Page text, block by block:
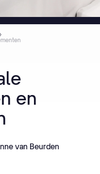
en
van Beurden